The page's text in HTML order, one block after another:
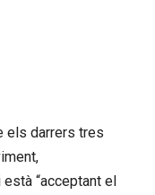
els darrers tres
està “acceptant el